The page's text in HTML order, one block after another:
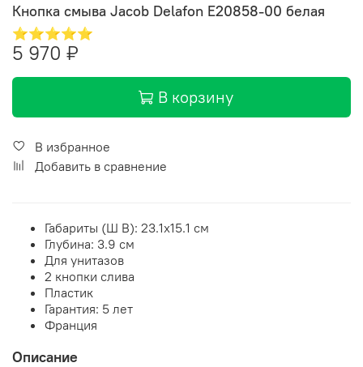
Кнопка смыва Jacob Delafon E20858-00 белая
⭐⭐⭐⭐⭐
5 970 ₽
В корзину
В избранное
Добавить в сравнение
Габариты (Ш В): 23.1x15.1 см
Глубина: 3.9 см
Для унитазов
2 кнопки слива
Пластик
Гарантия: 5 лет
Франция
Описание